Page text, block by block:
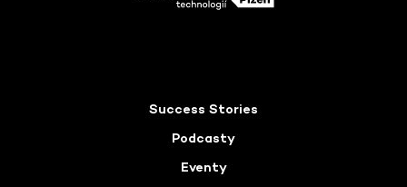
Success Stories
Podcasty
Eventy